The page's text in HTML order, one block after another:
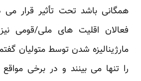
همگانی باشد تحت تأثیر قرار
فعالان اقلیت های ملی/قومی
مارژینالیزه شدن توسط متولیان
را تنها می بینند و در برخی مواقع